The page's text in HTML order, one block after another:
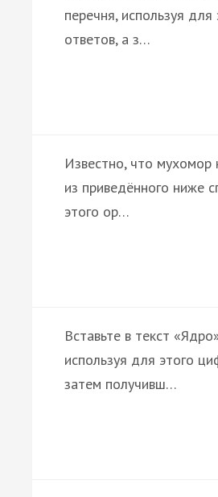
перечня, используя
ответов, а з…
Известно, что мухомор
из приведённого ниже
этого ор…
Вставьте в текст
используя для этого
затем получивш…